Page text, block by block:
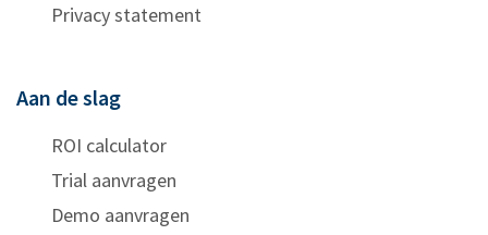
Privacy statement
Aan de slag
ROI calculator
Trial aanvragen
Demo aanvragen